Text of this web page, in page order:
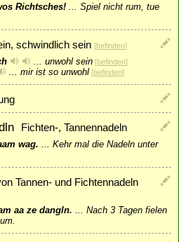
Richtsches!
Spiel nicht rum, tue
schwindlich sein [befinden]
unwohl sein [befinden]
mir ist so unwohl [befinden]
Fichten-, Tannennadeln
wag.
Kehr mal die Nadeln unter
Tannen- und Fichtennadeln
aa ze dangln.
Nach 3 Tagen fielen